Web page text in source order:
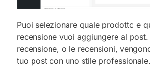
Puoi selezionare quale prodotto e
recensione vuoi aggiungere al post.
recensione, o le recensioni,
tuo post con uno stile professionale.